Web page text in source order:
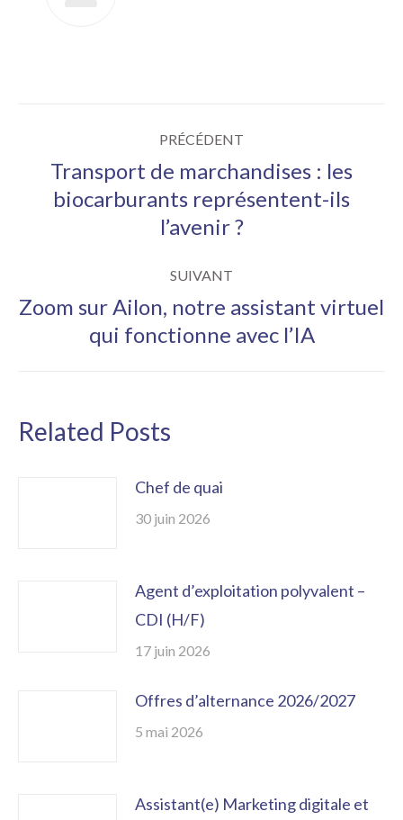
article
PRÉCÉDENT
Article
précédent
Transport de marchandises : les
biocarburants représentent-ils
l’avenir ?
SUIVANT
Article
suivant
Zoom sur Ailon, notre assistant virtuel
qui fonctionne avec l’IA
Related Posts
Chef de quai
30 juin 2026
Agent d’exploitation polyvalent –
CDI (H/F)
17 juin 2026
Offres d’alternance 2026/2027
5 mai 2026
Assistant(e) Marketing digitale et